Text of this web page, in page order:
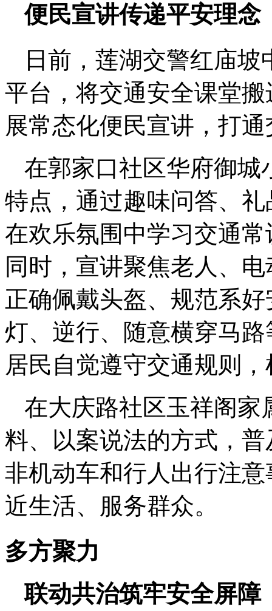
便民宣讲传递平安理念
日前，莲湖交警红庙
平台，将交通安全课堂
展常态化便民宣讲，打
在郭家口社区华府御城
特点，通过趣味问答、
在欢乐氛围中学习交通
同时，宣讲聚焦老人、
正确佩戴头盔、规范系
灯、逆行、随意横穿马
居民自觉遵守交通规则
在大庆路社区玉祥阁家
料、以案说法的方式，
非机动车和行人出行注
近生活、服务群众。
多方聚力
联动共治筑牢安全屏障